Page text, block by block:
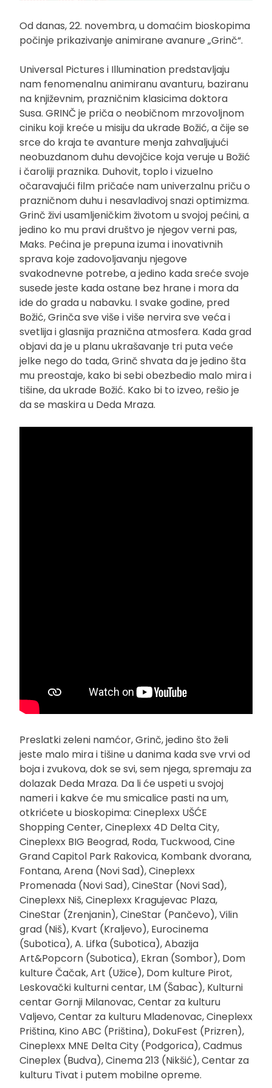
Od danas, 22. novembra, u domaćim bioskopima
počinje prikazivanje animirane avanure „Grinč“.
Universal Pictures i Illumination predstavljaju
nam fenomenalnu animiranu avanturu, baziranu
na književnim, prazničnim klasicima doktora
Susa. GRINČ je priča o neobičnom mrzovoljnom
ciniku koji kreće u misiju da ukrade Božić, a čije se
srce do kraja te avanture menja zahvaljujući
neobuzdanom duhu devojčice koja veruje u Božić
i čaroliji praznika. Duhovit, toplo i vizuelno
očaravajući film pričaće nam univerzalnu priču o
prazničnom duhu i nesavladivoj snazi optimizma.
Grinč živi usamljeničkim životom u svojoj pećini, a
jedino ko mu pravi društvo je njegov verni pas,
Maks. Pećina je prepuna izuma i inovativnih
sprava koje zadovoljavanju njegove
svakodnevne potrebe, a jedino kada sreće svoje
susede jeste kada ostane bez hrane i mora da
ide do grada u nabavku. I svake godine, pred
Božić, Grinča sve više i više nervira sve veća i
svetlija i glasnija praznična atmosfera. Kada grad
objavi da je u planu ukrašavanje tri puta veće
jelke nego do tada, Grinč shvata da je jedino šta
mu preostaje, kako bi sebi obezbedio malo mira i
tišine, da ukrade Božić. Kako bi to izveo, rešio je
da se maskira u Deda Mraza.
Preslatki zeleni namćor, Grinč, jedino što želi
jeste malo mira i tišine u danima kada sve vrvi od
boja i zvukova, dok se svi, sem njega, spremaju za
dolazak Deda Mraza. Da li će uspeti u svojoj
nameri i kakve će mu smicalice pasti na um,
otkrićete u bioskopima: Cineplexx UŠĆE
Shopping Center, Cineplexx 4D Delta City,
Cineplexx BIG Beograd, Roda, Tuckwood, Cine
Grand Capitol Park Rakovica, Kombank dvorana,
Fontana, Arena (Novi Sad), Cineplexx
Promenada (Novi Sad), CineStar (Novi Sad),
Cineplexx Niš, Cineplexx Kragujevac Plaza,
CineStar (Zrenjanin), CineStar (Pančevo), Vilin
grad (Niš), Kvart (Kraljevo), Eurocinema
(Subotica), A. Lifka (Subotica), Abazija
Art&Popcorn (Subotica), Ekran (Sombor), Dom
kulture Čačak, Art (Užice), Dom kulture Pirot,
Leskovački kulturni centar, LM (Šabac), Kulturni
centar Gornji Milanovac, Centar za kulturu
Valjevo, Centar za kulturu Mladenovac, Cineplexx
Priština, Kino ABC (Priština), DokuFest (Prizren),
Cineplexx MNE Delta City (Podgorica), Cadmus
Cineplex (Budva), Cinema 213 (Nikšić), Centar za
kulturu Tivat i putem mobilne opreme.